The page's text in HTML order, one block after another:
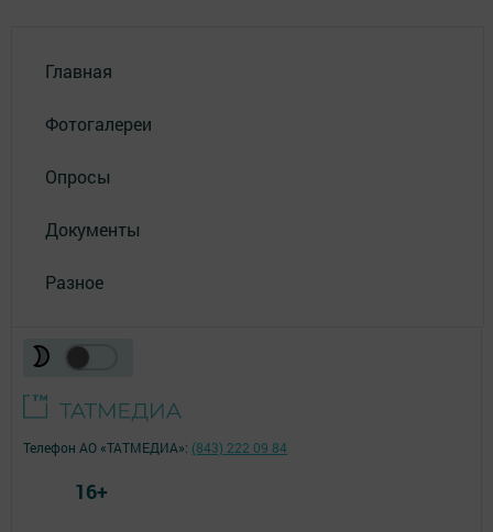
Главная
Фотогалереи
Опросы
Документы
Разное
Телефон АО «ТАТМЕДИА»: (843) 222 09 84
16+